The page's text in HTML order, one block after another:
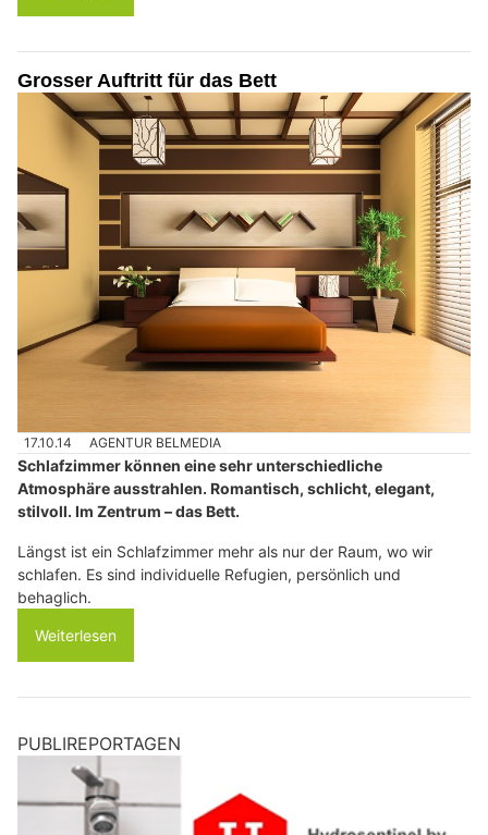
Grosser Auftritt für das Bett
17.10.14 AGENTUR BELMEDIA
Schlafzimmer können eine sehr unterschiedliche
Atmosphäre ausstrahlen. Romantisch, schlicht, elegant,
stilvoll. Im Zentrum – das Bett.
Längst ist ein Schlafzimmer mehr als nur der Raum, wo wir
schlafen. Es sind individuelle Refugien, persönlich und
behaglich.
Weiterlesen
PUBLIREPORTAGEN